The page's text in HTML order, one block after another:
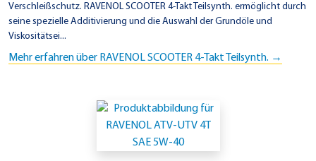
Verschleißschutz. RAVENOL SCOOTER 4-Takt Teilsynth. ermöglicht durch
seine spezielle Additivierung und die Auswahl der Grundöle und
Viskositätsei...
Mehr erfahren über RAVENOL SCOOTER 4-Takt Teilsynth. →